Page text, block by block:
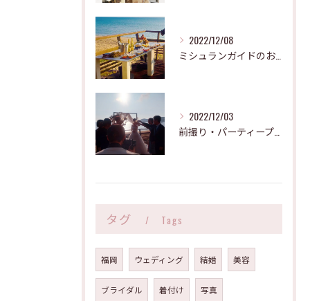
2022/12/08
2022/12/03
タグ Tags
福岡 ウェディング 結婚 美容
ブライダル 着付け 写真